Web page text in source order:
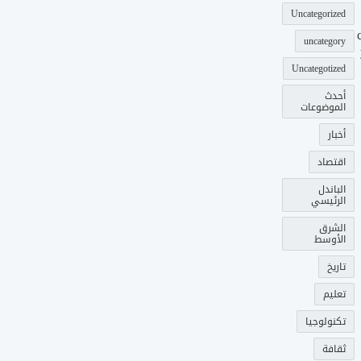
Uncategorized
uncategory
Uncategotized
أحدث
الموضوعات
أخبار
اقتصاد
الباندل
الرئيسي
الشرق
الأوسط
تاريخ
تعليم
تكنولوجيا
ثقافة